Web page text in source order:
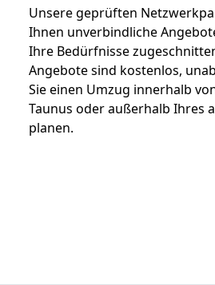
Unsere geprüften
Ihnen unverbindliche
Ihre Bedürfnisse
Angebote sind kostenlos,
Sie einen Umzug innerhalb
Taunus oder außerhalb Ihres
planen.